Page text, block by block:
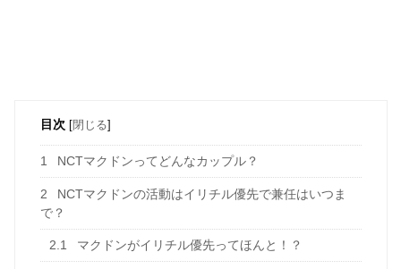
目次 [閉じる]
1 NCTマクドンってどんなカップル？
2
NCTマクドンの活動はイリチル優先で兼任はいつま
で？
2.1 マクドンがイリチル優先ってほんと！？